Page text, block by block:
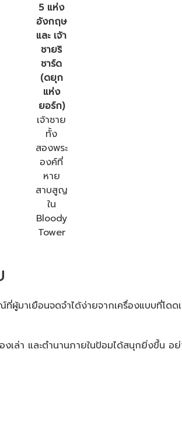
5 แห่ง
อังกฤษ
และ เจ้า
ชายริ
ชาร์ด
(ดยุก
แห่ง
ยอร์ก)
เจ้าชาย
ทั้ง
สองพระ
องค์ที่
หาย
สาบสูญ
ใน
Bloody
Tower
มาเยือนจดจำได้ง่ายจากเครื่องแบบที่โดด
ล่า และตำนานภายในป้อมได้สนุกยิ่งขึ้น อ